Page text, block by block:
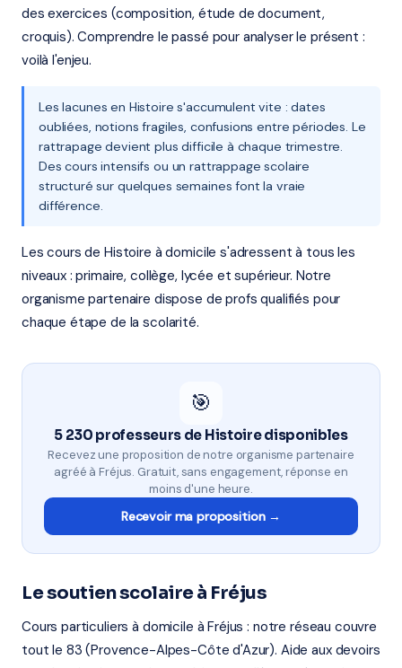
des exercices (composition, étude de document,
croquis). Comprendre le passé pour analyser le présent :
voilà l'enjeu.
Les lacunes en Histoire s'accumulent vite : dates
oubliées, notions fragiles, confusions entre périodes. Le
rattrapage devient plus difficile à chaque trimestre.
Des cours intensifs ou un rattrappage scolaire
structuré sur quelques semaines font la vraie
différence.
Les cours de Histoire à domicile s'adressent à tous les
niveaux : primaire, collège, lycée et supérieur. Notre
organisme partenaire dispose de profs qualifiés pour
chaque étape de la scolarité.
🎯
5 230 professeurs de Histoire disponibles
Recevez une proposition de notre organisme partenaire
agréé à Fréjus. Gratuit, sans engagement, réponse en
moins d'une heure.
Recevoir ma proposition →
Le soutien scolaire à Fréjus
Cours particuliers à domicile à Fréjus : notre réseau couvre
tout le 83 (Provence-Alpes-Côte d'Azur). Aide aux devoirs